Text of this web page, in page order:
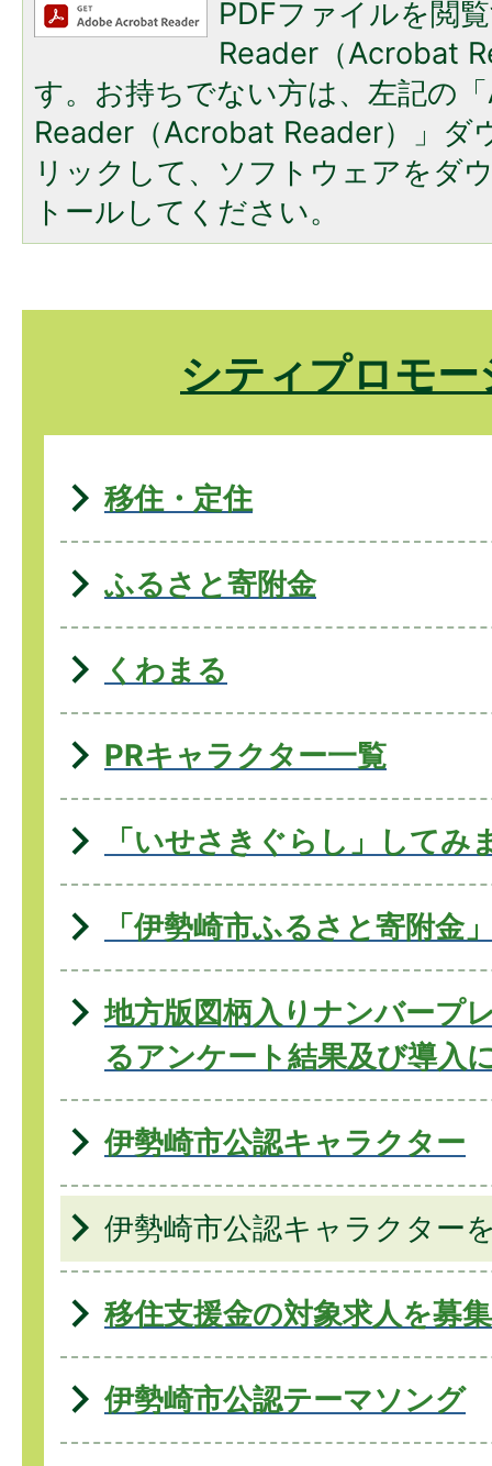
PDFファイルを閲
Reader（Acrobat
す。お持ちでない方は、左記の
Reader（Acrobat Reader）」ダ
リックして、ソフトウェアをダ
トールしてください。
シティプロモ
移住・定住
ふるさと寄附金
くわまる
PRキャラクター一覧
「いせさきぐらし」してみ
「伊勢崎市ふるさと寄附金
地方版図柄入りナンバープ
るアンケート結果及び導入
伊勢崎市公認キャラクター
伊勢崎市公認キャラクター
移住支援金の対象求人を募
伊勢崎市公認テーマソング